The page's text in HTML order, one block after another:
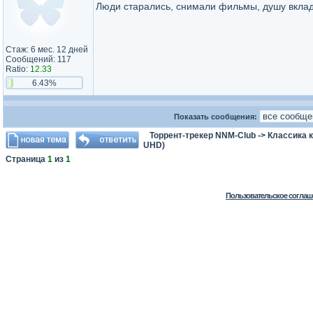
Стаж: 6 мес. 12 дней
Сообщений: 117
Ratio: 12.33
6.43%
Люди старались, снимали фильмы, душу
Показать сообщения:
Торрент-трекер NNM-Club -> Классика
UHD)
Страница 1 из 1
Пользовательское